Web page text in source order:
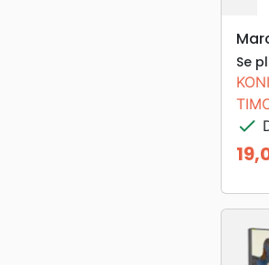
Se
check
Prix